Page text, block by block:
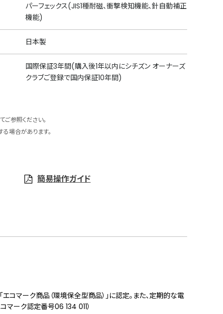
パーフェックス(JIS1種耐磁、衝撃検知機能、針自動補正
機能)
日本製
国際保証3年間(購入後1年以内にシチズン オーナーズ
クラブご登録で国内保証10年間)
ご参照ください。
場合があります。
簡易操作ガイド
コマーク商品（環境保全型商品）」に認定。また、定期的な電
マーク認定番号06 134 011）